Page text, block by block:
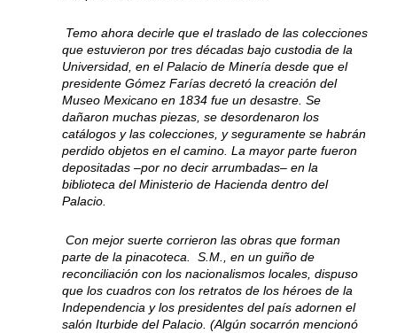
Temo ahora decirle que el traslado de las colecciones
que estuvieron por tres décadas bajo custodia de la
Universidad, en el Palacio de Minería desde que el
presidente Gómez Farías decretó la creación del
Museo Mexicano en 1834 fue un desastre. Se
dañaron muchas piezas, se desordenaron los
catálogos y las colecciones, y seguramente se habrán
perdido objetos en el camino. La mayor parte fueron
depositadas –por no decir arrumbadas– en la
biblioteca del Ministerio de Hacienda dentro del
Palacio.
Con mejor suerte corrieron las obras que forman
parte de la pinacoteca. S.M., en un guiño de
reconciliación con los nacionalismos locales, dispuso
que los cuadros con los retratos de los héroes de la
Independencia y los presidentes del país adornen el
salón Iturbide del Palacio. (Algún socarrón mencionó